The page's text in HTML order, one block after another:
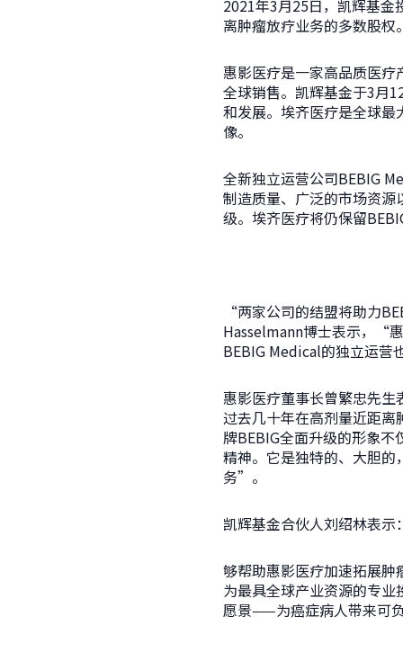
2021年3月25日，凯辉基
离肿瘤放疗业务的多数股权
惠影医疗是一家高品质医
全球销售。凯辉基金于3月
和发展。埃齐医疗是全球
像。
全新独立运营公司BEBIG
制造质量、广泛的市场资
级。埃齐医疗将仍保留
“两家公司的结盟将助力
Hasselmann博士表示，“
BEBIG Medical的独立运营
惠影医疗董事长曾繁忠先
过去几十年在高剂量近距
牌BEBIG全面升级的形象
精神。它是独特的、大胆
务”。
凯辉基金合伙人刘绍林表
够帮助惠影医疗加速拓展
为最具全球产业资源的专
愿景——为癌症病人带来可